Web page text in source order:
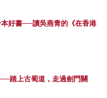
好書──讀吳燕青的《在香港
踏上古蜀道，走過劍門關